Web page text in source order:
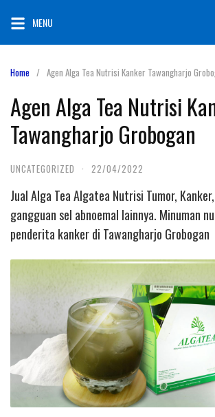
content
MENU
Home Agen Alga Tea Nutrisi Kanker Tawangharjo
Agen Alga Tea Nutrisi
Tawangharjo Grobogan
UNCATEGORIZED · 22/04/2022
Jual Alga Tea Algatea Nutrisi Tumor,
gangguan sel abnoemal lainnya. Minuman
penderita kanker di Tawangharjo Grobogan